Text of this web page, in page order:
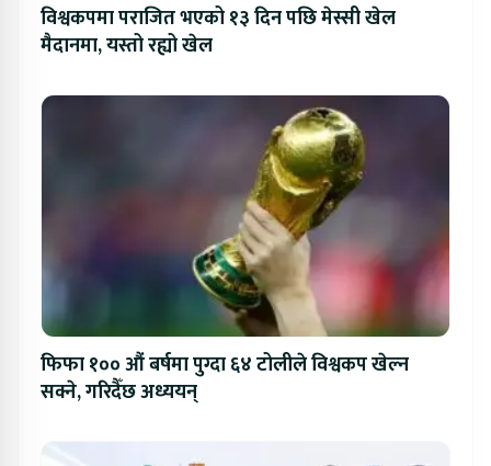
विश्वकपमा पराजित भएको १३ दिन पछि मेस्सी खेल
मैदानमा, यस्तो रह्यो खेल
फिफा १०० औं बर्षमा पुग्दा ६४ टोलीले विश्वकप खेल्न
सक्ने, गरिदैँछ अध्ययन्